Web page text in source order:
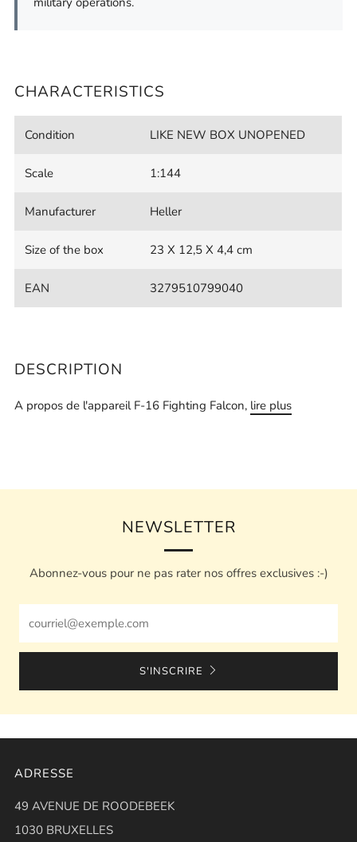
CHARACTERISTICS
Condition LIKE NEW BOX UNOPENED
Scale 1:144
Manufacturer Heller
Size of the box 23 X 12,5 X 4,4 cm
EAN 3279510799040
DESCRIPTION
A propos de l'appareil F-16 Fighting Falcon, lire plus
NEWSLETTER
Abonnez-vous pour ne pas rater nos offres exclusives :-)
S'INSCRIRE
ADRESSE
49 AVENUE DE ROODEBEEK
1030 BRUXELLES